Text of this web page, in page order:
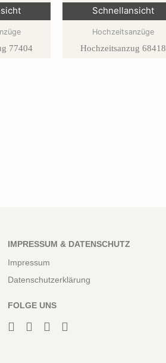
77404
Schnellansicht
Hochzeitsanzüge
Hochzeitsanzug 68418
IMPRESSUM & DATENSCHUTZ
Impressum
Datenschutzerklärung
FOLGE UNS